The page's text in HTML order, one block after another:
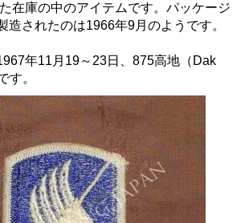
在庫の中のアイテムです。パッケージ
造されたのは1966年9月のようです。
年11月19～23日、875高地（Dak
す。